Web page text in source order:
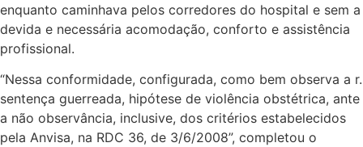
enquanto caminhava pelos corredores do hospital e sem a
devida e necessária acomodação, conforto e assistência
profissional.
“Nessa conformidade, configurada, como bem observa a r.
sentença guerreada, hipótese de violência obstétrica, ante
a não observância, inclusive, dos critérios estabelecidos
pela Anvisa, na RDC 36, de 3/6/2008”, completou o